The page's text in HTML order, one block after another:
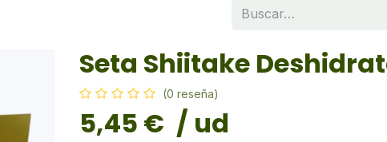
Seta Shiitake
(0 reseña)
5,45 € / ud